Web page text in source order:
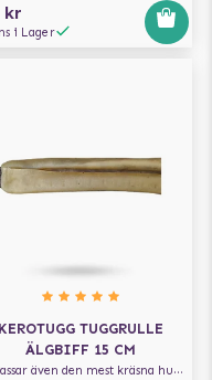
kr
i Lager
KEROTUGG TUGGRULLE
ÄLGBIFF 15 CM
även den mest kräsna hunden